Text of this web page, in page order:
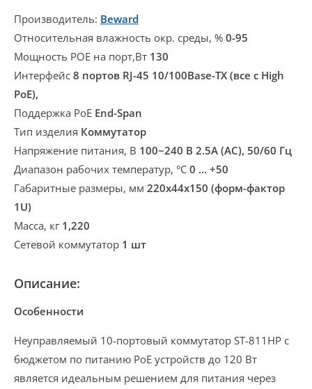
Производитель: Beward
Относительная влажность окр. среды, % 0-95
Мощность POE на порт,Вт 130
Интерфейс 8 портов RJ-45 10/100Base-TX (все с High
PoE),
Поддержка PoE End-Span
Тип изделия Коммутатор
Напряжение питания, В 100~240 В 2.5А (АС), 50/60 Гц
Диапазон рабочих температур, °С 0 ... +50
Габаритные размеры, мм 220x44х150 (форм-фактор
1U)
Масса, кг 1,220
Сетевой коммутатор 1 шт
Описание:
Особенности
Неуправляемый 10-портовый коммутатор ST-811HP с
бюджетом по питанию PoE устройств до 120 Вт
является идеальным решением для питания через